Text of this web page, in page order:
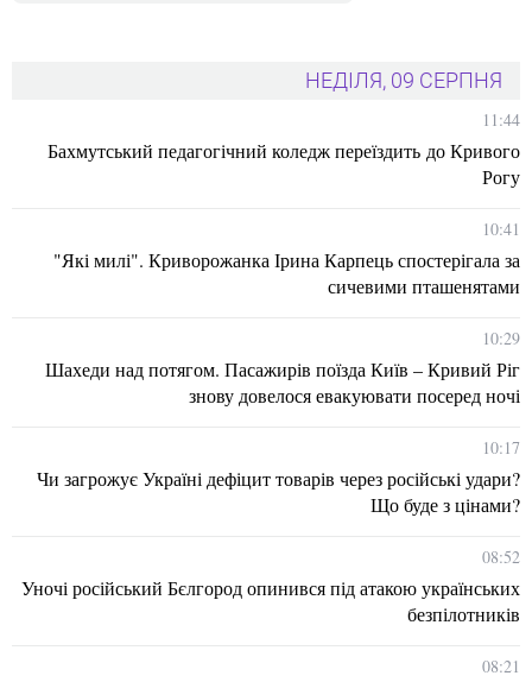
НЕДІЛЯ, 09 СЕРПНЯ
11:44
Бахмутський педагогічний коледж переїздить до Кривого
Рогу
10:41
"Які милі". Криворожанка Ірина Карпець спостерігала за
сичевими пташенятами
10:29
Шахеди над потягом. Пасажирів поїзда Київ – Кривий Ріг
знову довелося евакуювати посеред ночі
10:17
Чи загрожує Україні дефіцит товарів через російські удари?
Що буде з цінами?
08:52
Уночі російський Бєлгород опинився під атакою українських
безпілотників
08:21